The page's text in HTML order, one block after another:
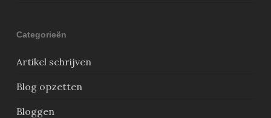
Categorieën
Artikel schrijven
Blog opzetten
Bloggen